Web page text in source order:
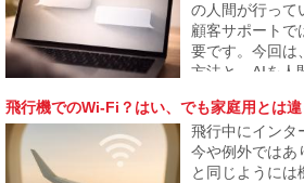
の人間が行って
顧客サポートで
要です。今回は
方法と、AIを人
つつあるかを見
飛行機でのWi-Fi？はい、でも家庭用とは違
飛行中にインタ
今や例外ではあ
と同じようには